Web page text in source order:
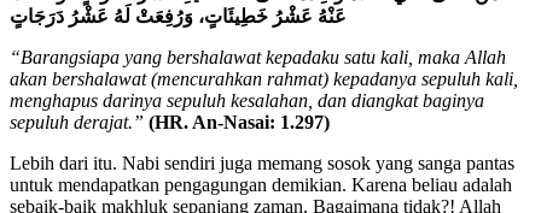
عَنْهُ عَشْرُ خَطِيئَاتٍ، وَرُفِعَتْ لَهُ عَشْرُ دَرَجَاتٍ
“Barangsiapa yang bershalawat kepadaku satu kali, maka Allah
akan bershalawat (mencurahkan rahmat) kepadanya sepuluh kali,
menghapus darinya sepuluh kesalahan, dan diangkat baginya
sepuluh derajat.” (HR. An-Nasai: 1.297)
Lebih dari itu. Nabi sendiri juga memang sosok yang sanga pantas
untuk mendapatkan pengagungan demikian. Karena beliau adalah
sebaik-baik makhluk sepanjang zaman. Bagaimana tidak?! Allah